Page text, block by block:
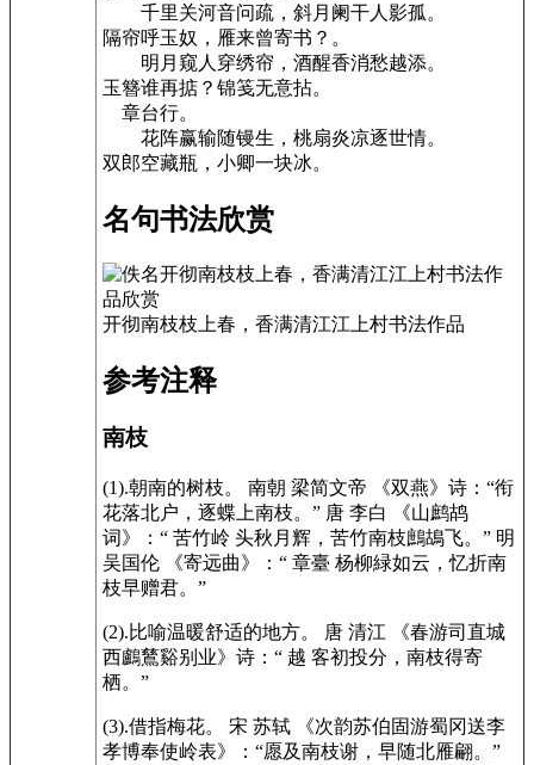
千里关河音问疏，斜月阑干人影孤。
隔帘呼玉奴，雁来曾寄书？。
明月窥人穿绣帘，酒醒香消愁越添。
玉簪谁再掂？锦笺无意拈。
章台行。
花阵赢输随镘生，桃扇炎凉逐世情。
双郎空藏瓶，小卿一块冰。
名句书法欣赏
开彻南枝枝上春，香满清江江上村书法作品
参考注释
南枝
(1).朝南的树枝。 南朝 梁简文帝 《双燕》诗：“衔
花落北户，逐蝶上南枝。” 唐 李白 《山鹧鸪
词》：“ 苦竹岭 头秋月辉，苦竹南枝鷓鴣飞。” 明
吴国伦 《寄远曲》：“ 章臺 杨柳緑如云，忆折南
枝早赠君。”
(2).比喻温暖舒适的地方。 唐 清江 《春游司直城
西鸕鶿谿别业》诗：“ 越 客初投分，南枝得寄
栖。”
(3).借指梅花。 宋 苏轼 《次韵苏伯固游蜀冈送李
孝博奉使岭表》：“愿及南枝谢，早随北雁翩。”